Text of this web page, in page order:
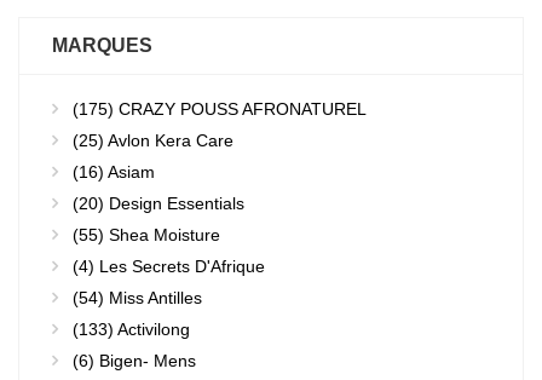
MARQUES
(175) CRAZY POUSS AFRONATUREL
(25) Avlon Kera Care
(16) Asiam
(20) Design Essentials
(55) Shea Moisture
(4) Les Secrets D'Afrique
(54) Miss Antilles
(133) Activilong
(6) Bigen- Mens